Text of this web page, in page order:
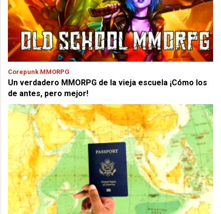
Corepunk MMORPG
Un verdadero MMORPG de la vieja escuela ¡Cómo los
de antes, pero mejor!